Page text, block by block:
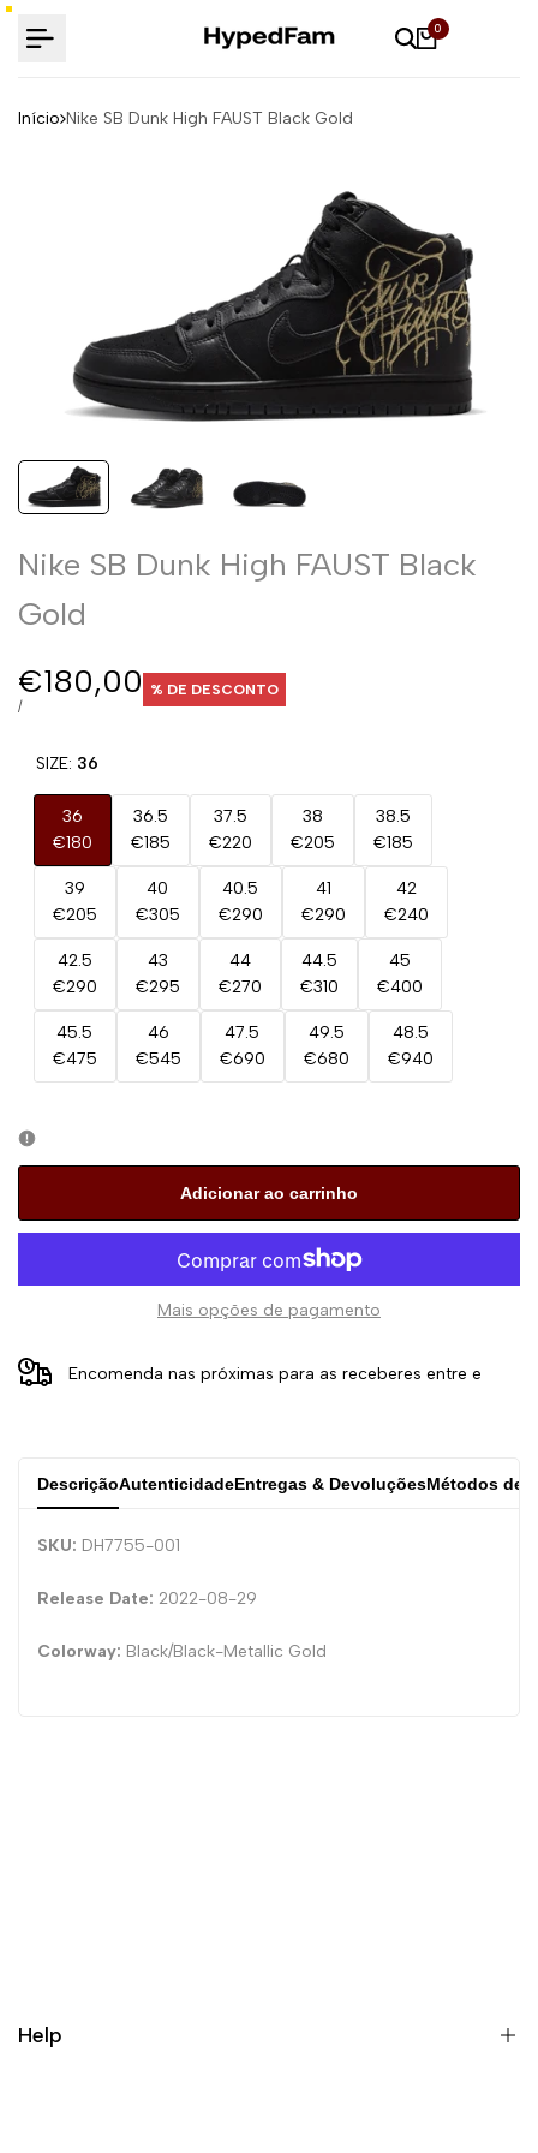
0
Início Nike SB Dunk High FAUST Black Gold
Nike SB Dunk High FAUST Black
Gold
Preço
de
€180,00
PREÇO
/POR
% DE DESCONTO
SIZE: 36
36
€180
36.5
€185
37.5
€220
38
€205
38.5
€185
39
€205
40
€305
40.5
€290
41
€290
42
€240
42.5
€290
43
€295
44
€270
44.5
€310
45
€400
45.5
€475
46
€545
47.5
€690
49.5
€680
48.5
€940
Adicionar ao carrinho
Mais opções de pagamento
Encomenda nas próximas para as receberes entre e
DescriçãoAutenticidadeEntregas & DevoluçõesMétodos de
SKU: DH7755-001
Release Date: 2022-08-29
Colorway: Black/Black-Metallic Gold
Help
Ir
para